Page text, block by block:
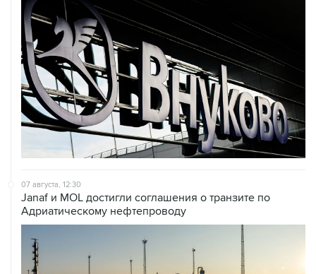
07 августа, 12:30
Janaf и MOL достигли соглашения о транзите по
Адриатическому нефтепроводу